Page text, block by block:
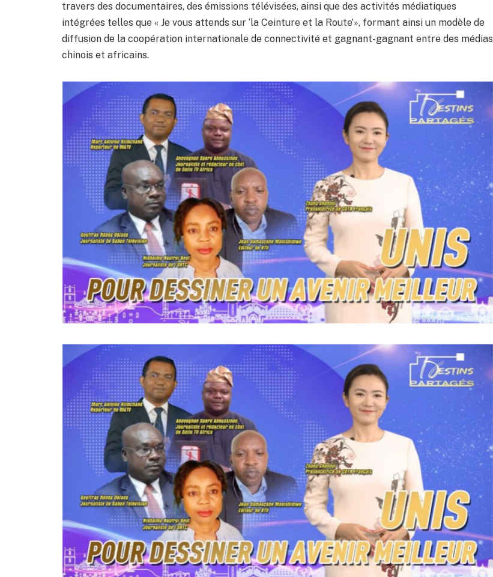
travers des documentaires, des émissions télévisées, ainsi que des activités médiatiques
intégrées telles que « Je vous attends sur ‘la Ceinture et la Route’», formant ainsi un modèle de
diffusion de la coopération internationale de connectivité et gagnant-gagnant entre des médias
chinois et africains.